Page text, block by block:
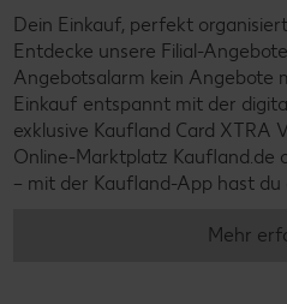
Dein Einkauf, perfekt
Entdecke unsere Filial-
Angebotsalarm kein Angebote
Einkauf entspannt mit der
exklusive Kaufland Card XTRA
Online-Marktplatz Kaufland.de
– mit der Kaufland-App hast du
Mehr